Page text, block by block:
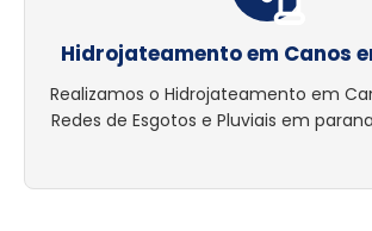
Hidrojateamento em Canos
Realizamos o Hidrojateamento em
Redes de Esgotos e Pluviais em